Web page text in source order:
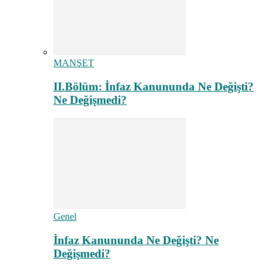
MANŞET
II.Bölüm: İnfaz Kanununda Ne Değişti?
Ne Değişmedi?
Genel
İnfaz Kanununda Ne Değişti? Ne
Değişmedi?